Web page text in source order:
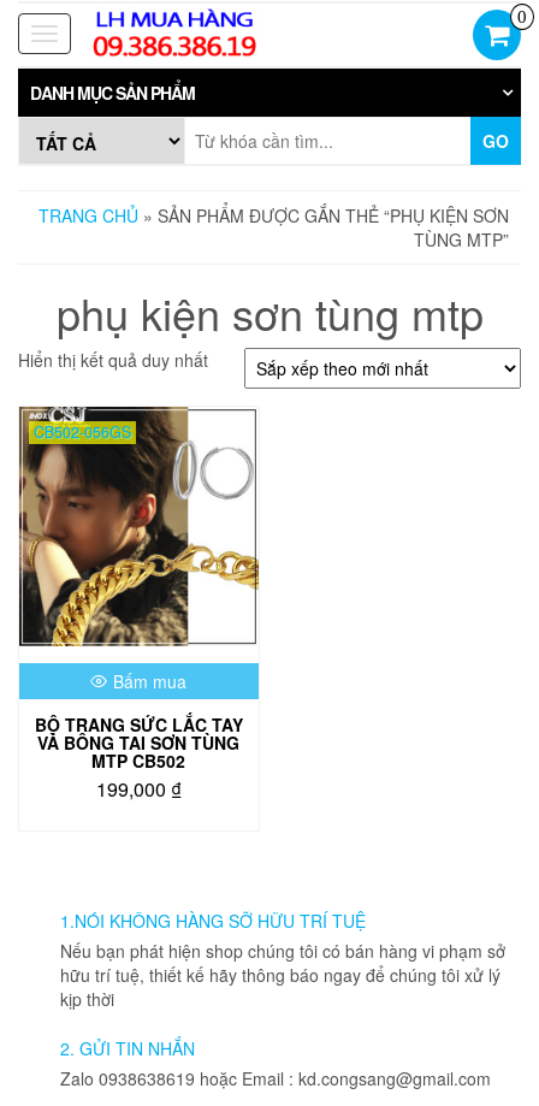
Skip
the
content
Toggle
navigation
0
DANH MỤC SẢN PHẨM
GO
TRANG CHỦ » SẢN PHẨM ĐƯỢC GẮN THẺ “PHỤ KIỆN SƠN
TÙNG MTP”
phụ kiện sơn tùng mtp
Hiển thị kết quả duy nhất
CB502-056GS
Bấm mua
BỘ TRANG SỨC LẮC TAY
VÀ BÔNG TAI SƠN TÙNG
MTP CB502
199,000 ₫
1.NÓI KHÔNG HÀNG SỠ HỮU TRÍ TUỆ
Nếu bạn phát hiện shop chúng tôi có bán hàng vi phạm sở
hữu trí tuệ, thiết kế hãy thông báo ngay để chúng tôi xử lý
kịp thời
2. GỬI TIN NHẮN
Zalo 0938638619 hoặc Email : kd.congsang@gmail.com